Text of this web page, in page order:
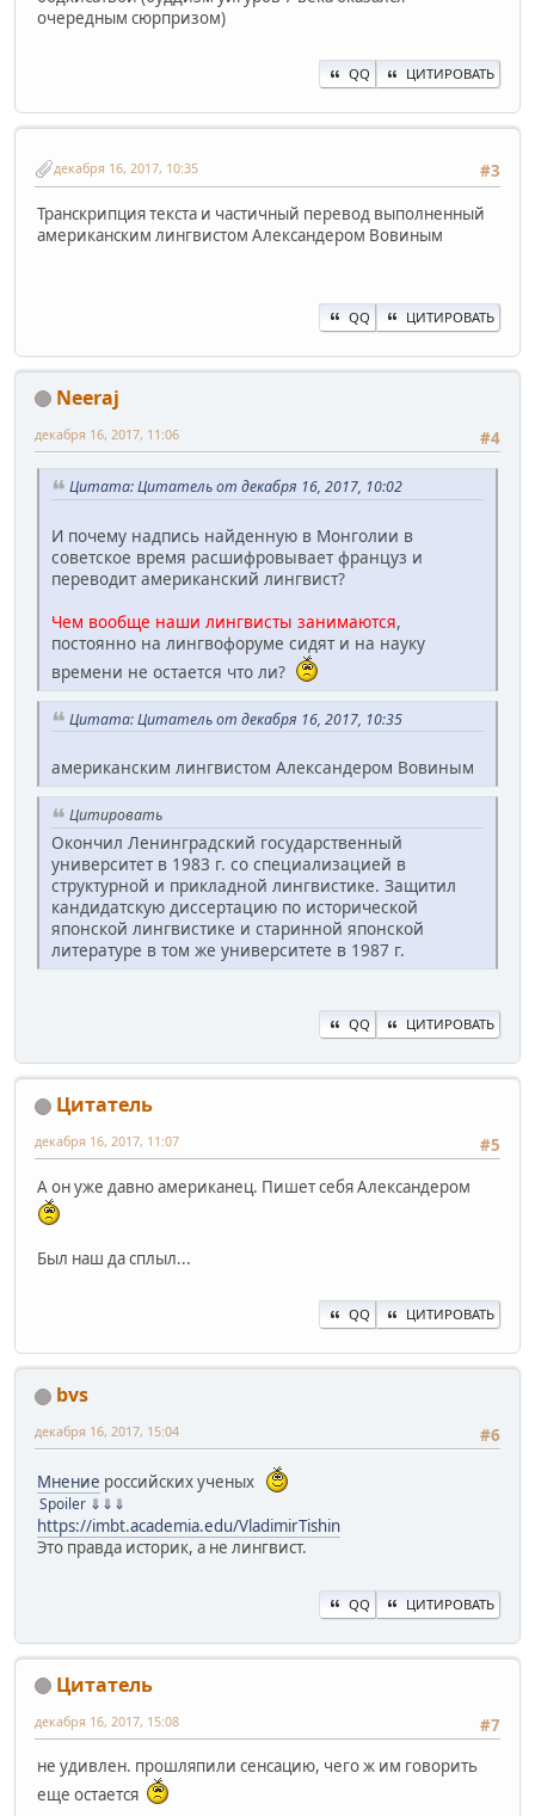
очередным сюрпризом)
QQ ЦИТИРОВАТЬ
#3
декабря 16, 2017, 10:35
Транскрипция текста и частичный перевод выполненный
американским лингвистом Александером Вовиным
QQ ЦИТИРОВАТЬ
Neeraj
#4
декабря 16, 2017, 11:06
Цитата: Цитатель от декабря 16, 2017, 10:02
И почему надпись найденную в Монголии в
советское время расшифровывает француз и
переводит американский лингвист?
Чем вообще наши лингвисты занимаются,
постоянно на лингвофоруме сидят и на науку
времени не остается что ли?
Цитата: Цитатель от декабря 16, 2017, 10:35
американским лингвистом Александером Вовиным
Цитировать
Окончил Ленинградский государственный
университет в 1983 г. со специализацией в
структурной и прикладной лингвистике. Защитил
кандидатскую диссертацию по исторической
японской лингвистике и старинной японской
литературе в том же университете в 1987 г.
QQ ЦИТИРОВАТЬ
Цитатель
#5
декабря 16, 2017, 11:07
А он уже давно американец. Пишет себя Александером
Был наш да сплыл...
QQ ЦИТИРОВАТЬ
bvs
#6
декабря 16, 2017, 15:04
Мнение российских ученых
Spoiler ⇓⇓⇓
https://imbt.academia.edu/VladimirTishin
Это правда историк, а не лингвист.
QQ ЦИТИРОВАТЬ
Цитатель
#7
декабря 16, 2017, 15:08
не удивлен. прошляпили сенсацию, чего ж им говорить
еще остается